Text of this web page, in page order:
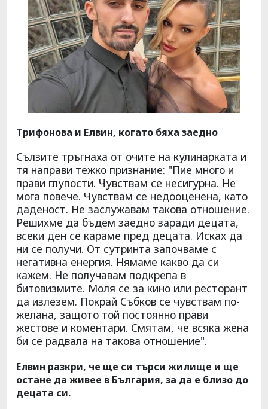
Трифонова и Елвин, когато бяха заедно
Сълзите тръгнаха от очите на кулинарката и
тя направи тежко признание: "Пие много и
прави глупости. Чувствам се несигурна. Не
мога повече. Чувствам се недооценена, като
даденост. Не заслужавам такова отношение.
Решихме да бъдем заедно заради децата,
всеки ден се караме пред децата. Исках да
ни се получи. От сутринта започваме с
негативна енергия. Нямаме какво да си
кажем. Не получавам подкрепа в
битовизмите. Моля се за кино или ресторант
да излезем. Покрай Събков се чувствам по-
желана, защото той постоянно прави
жестове и коментари. Смятам, че всяка жена
би се радвала на такова отношение".
Елвин разкри, че ще си търси жилище и ще
остане да живее в България, за да е близо до
децата си.